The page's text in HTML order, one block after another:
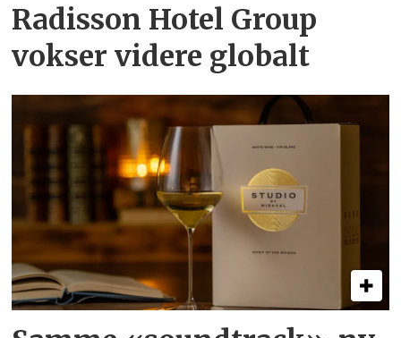
Radisson Hotel Group
vokser videre globalt